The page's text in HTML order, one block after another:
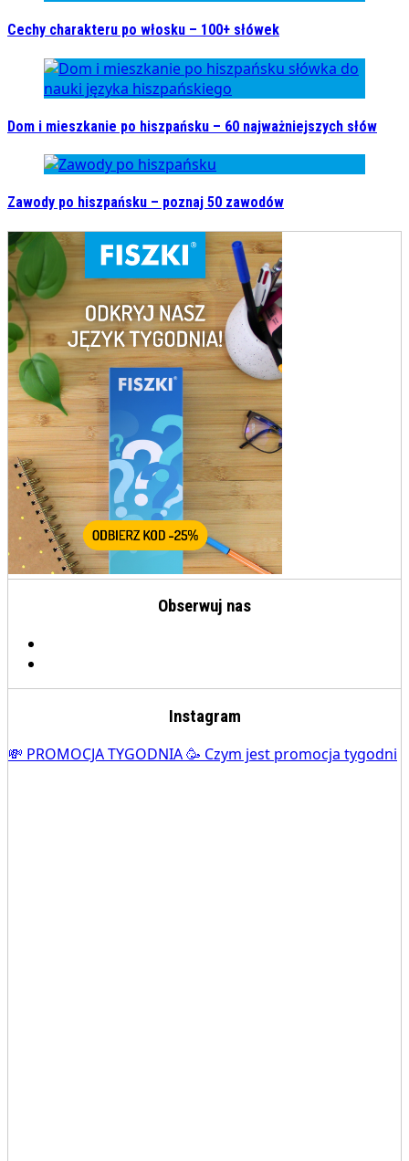
Cechy charakteru po włosku – 100+ słówek
Dom i mieszkanie po hiszpańsku – 60 najważniejszych słów
Zawody po hiszpańsku – poznaj 50 zawodów
Obserwuj nas
Instagram
💸 PROMOCJA TYGODNIA 🥳 Czym jest promocja tygodni